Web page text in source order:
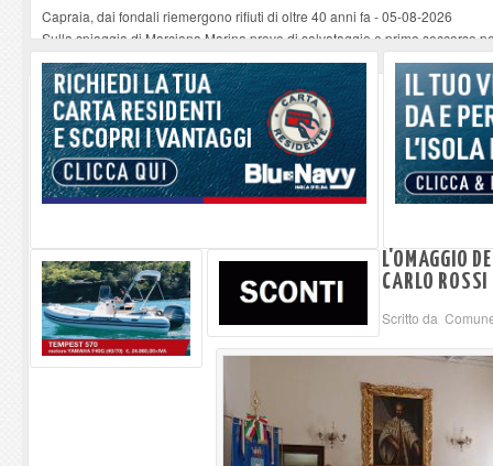
Capraia, dai fondali riemergono rifiuti di oltre 40 anni fa -05-08-2026
Sulla spiaggia di Marciana Marina prove di salvataggio e primo soccorso
Rotta Elba–Bali: il viaggio impossibile di Moira Lena Tassi approda al
Il 9 e 11 agosto, due passeggiate alla scoperta di chiese, santi, antichi
Danilo Casali, marinaio decorato dell’Elba e la straordinaria traversata con
L'OMAGGIO
CARLO
Scritto da